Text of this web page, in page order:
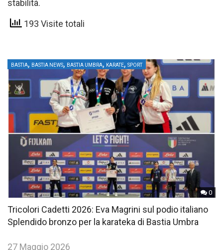
stabilità.
193 Visite totali
0
BASTIA, BASTIA NEWS, BASTIA UMBRA, KARATE, SPORT
Tricolori Cadetti 2026: Eva Magrini sul podio italiano
Splendido bronzo per la karateka di Bastia Umbra
27 Maggio 2026